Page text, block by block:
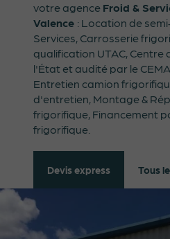
votre agence Froid &
Valence : Location de
Services, Carrosserie
qualification UTAC, Centre
l'État et audité par le
Entretien camion
d'entretien, Montage &
frigorifique, Financement
frigorifique.
Devis express Tous